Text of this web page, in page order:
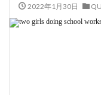
2022年1月30日